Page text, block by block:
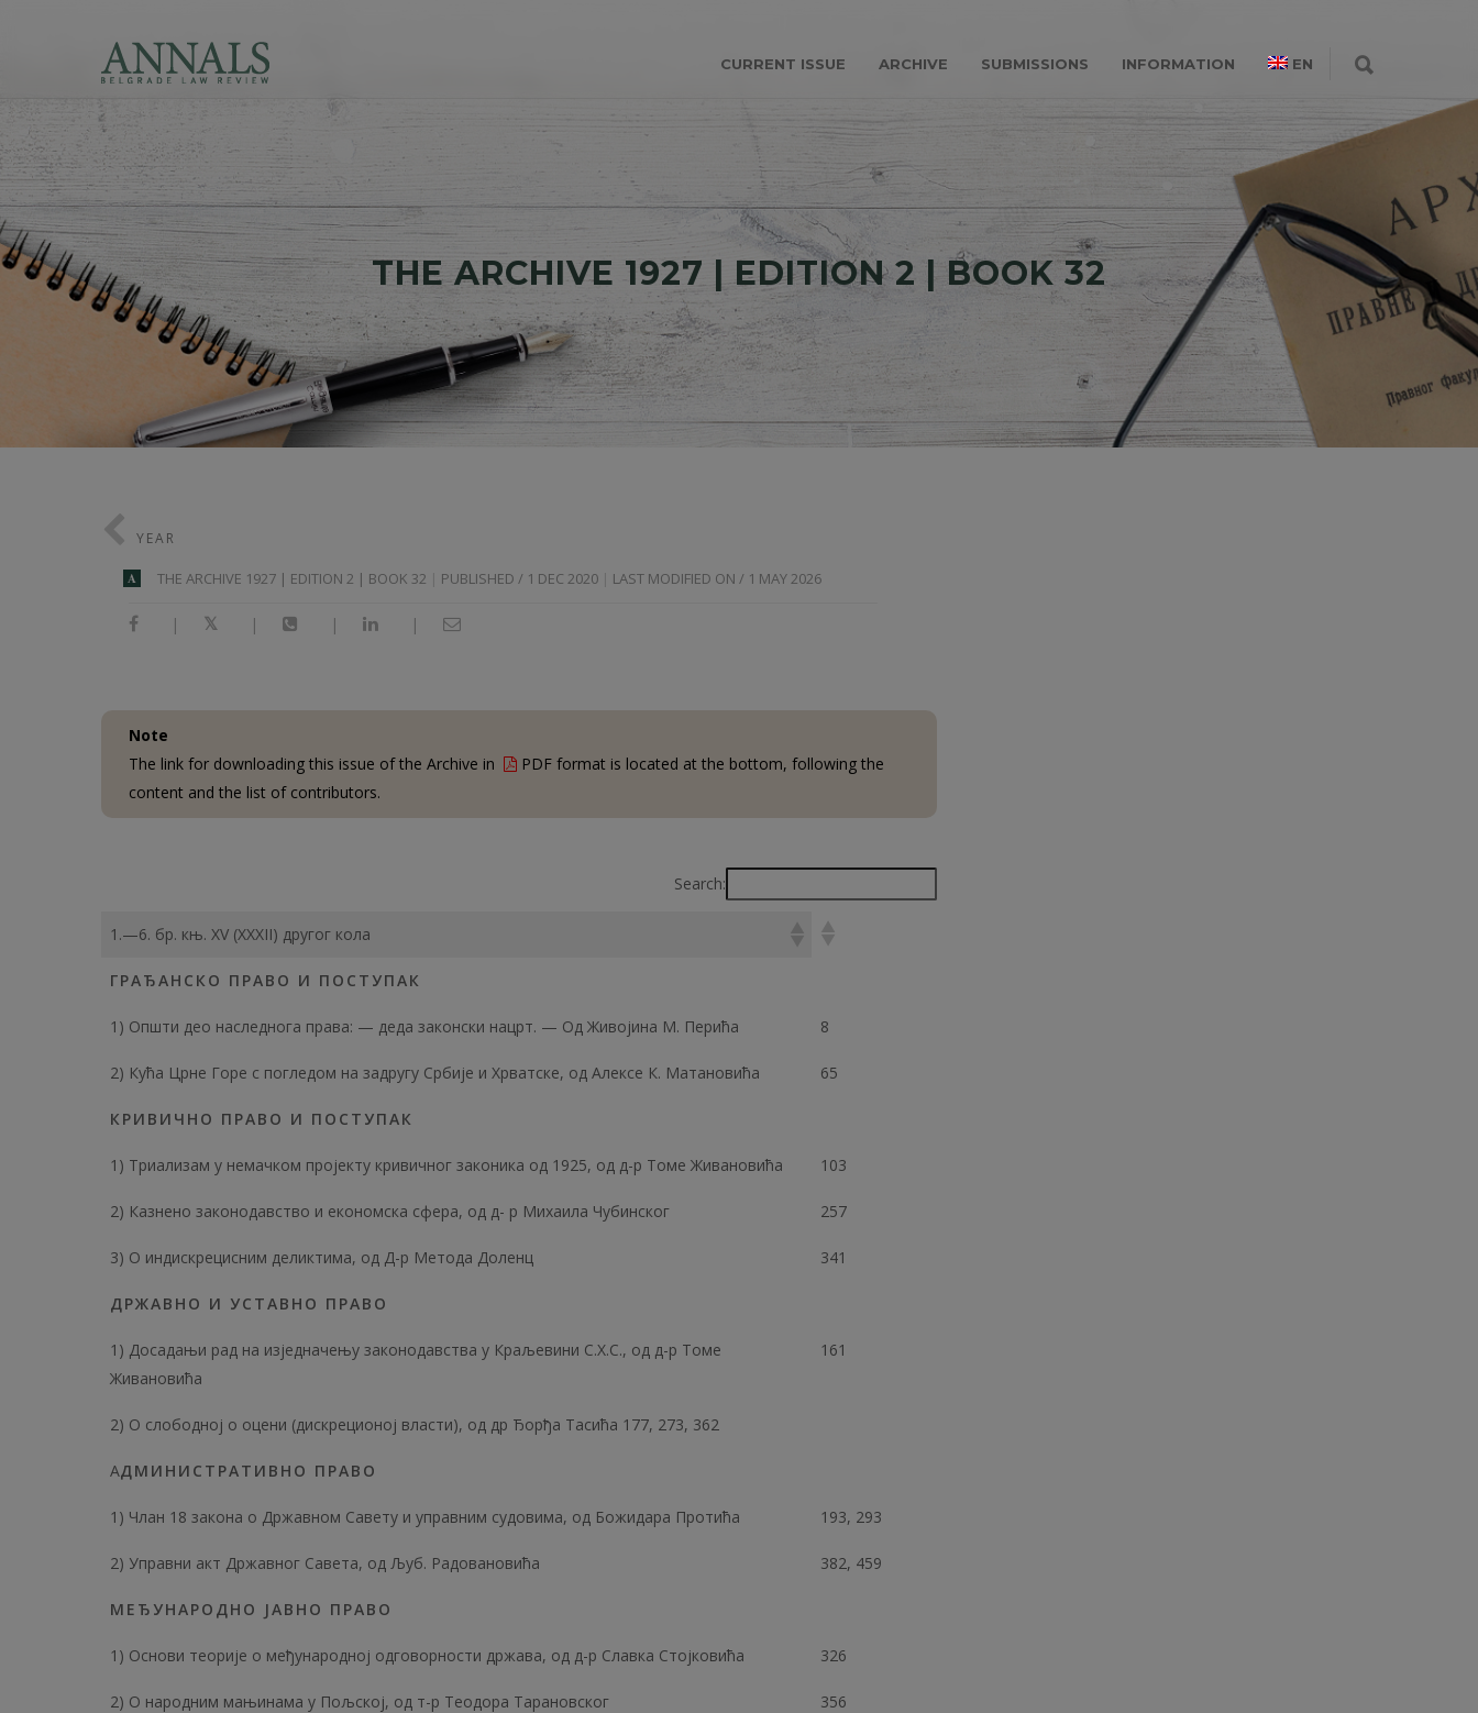
CURRENT ISSUE ARCHIVE SUBMISSIONS INFORMATION EN
THE ARCHIVE 1927 | EDITION 2 | BOOK 32
YEAR
A THE ARCHIVE 1927 | EDITION 2 | BOOK 32 PUBLISHED / 1 DEC 2020 LAST MODIFIED ON / 1 MAY 2026
| | | |
Note
The link for downloading this issue of the Archive in
PDF format is located at the bottom, following the
content and the list of contributors.
Search:
1.—6. бр. књ. ХV (ХХХII) другог кола
ГРАЂАНСКО ПРАВО И ПОСТУПАК
1) Општи део наследнога права: — деда законски нацрт. — Од Живојина М. Перића 8
2) Кућа Црне Горе с погледом на задругу Србије и Хрватске, од Алексе К. Матановића 65
КРИВИЧНО ПРАВО И ПОСТУПАК
1) Триализам у немачком пројекту кривичног законика од 1925, од д-р Томе Живановића 103
2) Казнено законодавство и економска сфера, од д- р Михаила Чубинског 257
3) O индискрецисним деликтима, од Д-р Метода Доленц 341
ДРЖАВНО И УСТАВНО ПРАВО
1) Досадањи рад на изједначењу законодавства у Краљевини С.Х.С., од д-р Томе
Живановића
161
2) О слободној о оцени (дискреционој власти), од др Ђорђа Тасића 177, 273, 362
АДМИНИСТРАТИВНО ПРАВО
1) Члан 18 закона о Државном Савету и управним судовима, од Божидара Протића 193, 293
2) Управни акт Државног Савета, од Љуб. Радовановића 382, 459
МЕЂУНАРОДНО ЈАВНО ПРАВО
1) Основи теорије о међународној одговорности држава, од д-р Славка Стојковића 326
2) О народним мањинама у Пољској, од т-р Теодора Тарановског 356